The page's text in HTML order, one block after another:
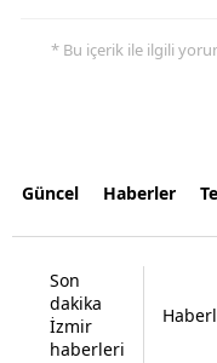
* Bu içerik ile ilgili
Güncel Haberler
Son
dakika
İzmir
haberleri